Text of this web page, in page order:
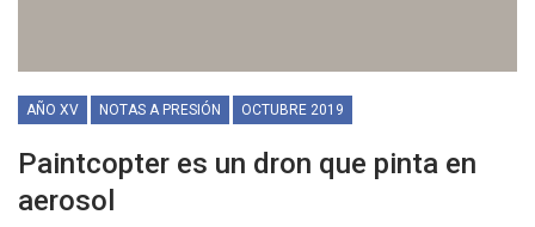
AÑO XV NOTAS A PRESIÓN OCTUBRE 2019
Paintcopter es un dron que pinta en
aerosol